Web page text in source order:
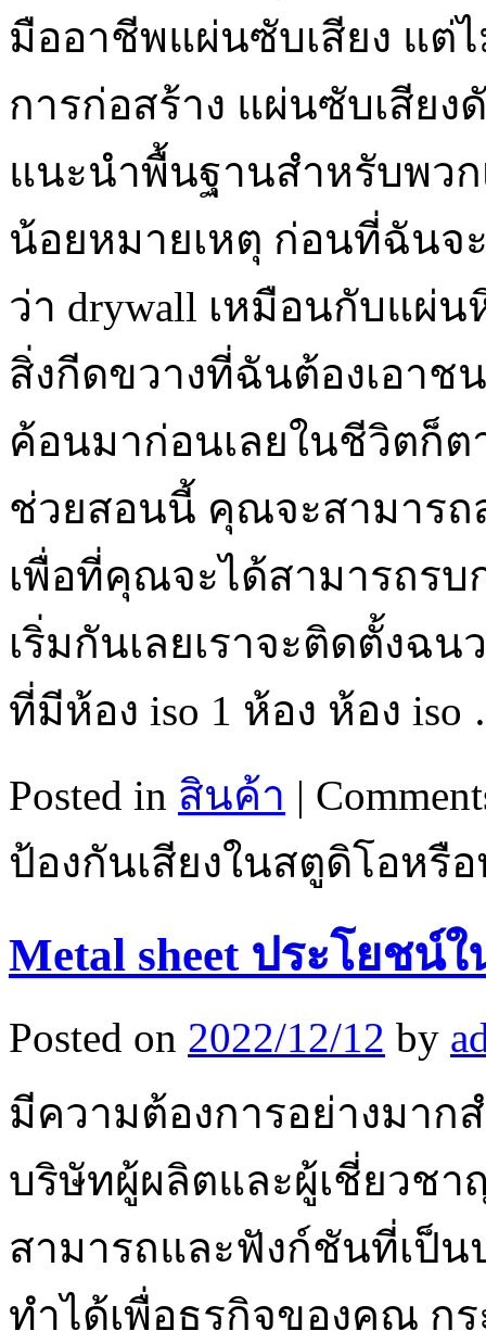
มืออาชีพแผ่นซับเสียง แต่
การก่อสร้าง แผ่นซับเสีย
แนะนำพื้นฐานสำหรับพวก
น้อยหมายเหตุ ก่อนที่ฉันจ
ว่า drywall เหมือนกับแผ่
สิ่งกีดขวางที่ฉันต้องเอาช
ค้อนมาก่อนเลยในชีวิตก็
ช่วยสอนนี้ คุณจะสามารถ
เพื่อที่คุณจะได้สามารถร
เริ่มกันเลยเราจะติดตั้งฉ
ที่มีห้อง iso 1 ห้อง ห้อง
Posted in สินค้า |
ป้องกันเสียงในสตูดิโอหรื
Metal sheet ประโยชน์
Posted on 2022/12/12 by
มีความต้องการอย่างมากส
บริษัทผู้ผลิตและผู้เชี่ยวช
สามารถและฟังก์ชันที่เป็น
ทำได้เพื่อธุรกิจของคุณ ก